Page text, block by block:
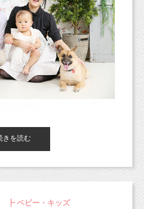
www.instagram.com/studio_milk/
だけます。
サインってどうだったっけ？？」っ
なぜスタジオミルクを選
撮った写真がすごくステ
る間に撮影できる。
クに来たのですか。
イに撮るのは難しく、パ
で写らないので…
きを読む
┣ ベビー・キッズ